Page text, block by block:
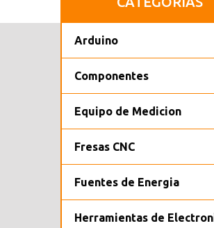
Arduino
Componentes
Equipo de Medicion
Fresas CNC
Fuentes de Energia
Herramientas de